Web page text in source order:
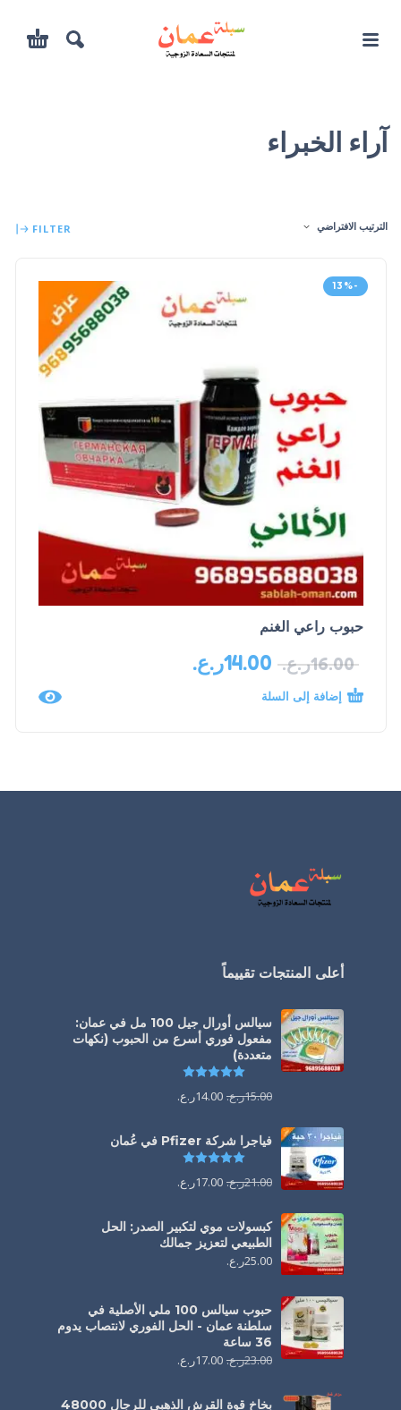
آراء الخبراء
الترتيب الافتراضي FILTER
-13%
حبوب راعي الغنم
16.00ر.ع. 14.00ر.ع.
إضافة إلى السلة
أعلى المنتجات تقييماً
سيالس أورال جيل 100 مل في عمان:
مفعول فوري أسرع من الحبوب (نكهات
متعددة)
15.00ر.ع. 14.00ر.ع.
فياجرا شركة Pfizer في عُمان
21.00ر.ع. 17.00ر.ع.
كبسولات موي لتكبير الصدر: الحل
الطبيعي لتعزيز جمالك
25.00ر.ع.
حبوب سيالس 100 ملي الأصلية في
سلطنة عمان - الحل الفوري لانتصاب يدوم
36 ساعة
23.00ر.ع. 17.00ر.ع.
بخاخ قوة القرش الذهبي للرجال 48000